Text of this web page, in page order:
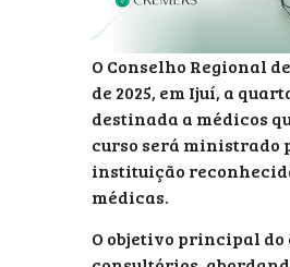
O Conselho Regional
de 2025, em Ijuí, a
destinada a médicos
curso será ministrado
instituição
médicas.
O objetivo principal